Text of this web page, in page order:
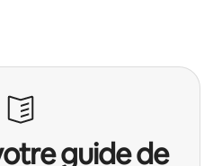
guide de